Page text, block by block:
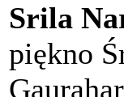
Srila
piękno